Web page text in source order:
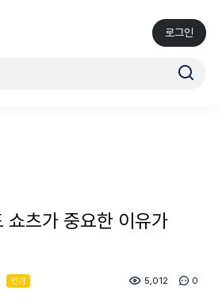
로그인
쇼츠가 중요한 이유가
인기 5,012 0